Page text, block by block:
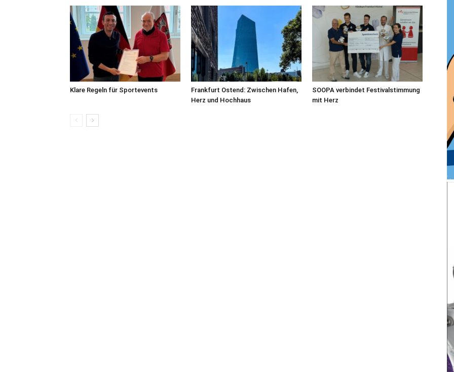
Klare Regeln für Sportevents
Frankfurt Ostend: Zwischen Hafen,
Herz und Hochhaus
SOOPA verbindet Festivalstimmung
mit Herz